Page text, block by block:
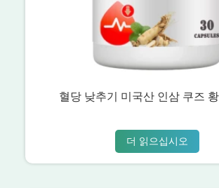
혈당 낮추기 미국산 인삼 쿠즈
더 읽으십시오